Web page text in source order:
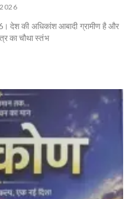
देश की अधिकांश आबादी ग्रामीण है और
का चौथा स्तंभ